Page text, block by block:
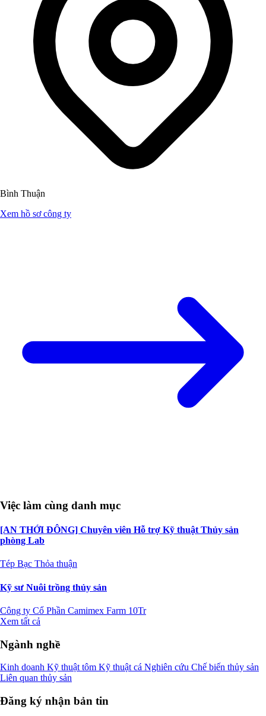
Bình Thuận
Xem hồ sơ công ty
Việc làm cùng danh mục
[AN THỚI ĐÔNG] Chuyên viên Hỗ trợ Kỹ thuật Thủy sản
phòng Lab
Tép Bạc Thỏa thuận
Kỹ sư Nuôi trồng thủy sản
Công ty Cổ Phần Camimex Farm 10Tr
Xem tất cả
Ngành nghề
Kinh doanh Kỹ thuật tôm Kỹ thuật cá Nghiên cứu Chế biến thủy sản
Liên quan thủy sản
Đăng ký nhận bản tin